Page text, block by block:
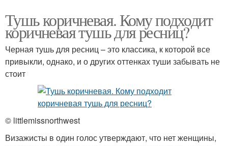
Тушь коричневая. Кому подходит
коричневая тушь для ресниц?
Черная тушь для ресниц – это классика, к которой все
привыкли, однако, и о других оттенках туши забывать не
стоит
© littlemissnorthwest
Визажисты в один голос утверждают, что нет женщины,